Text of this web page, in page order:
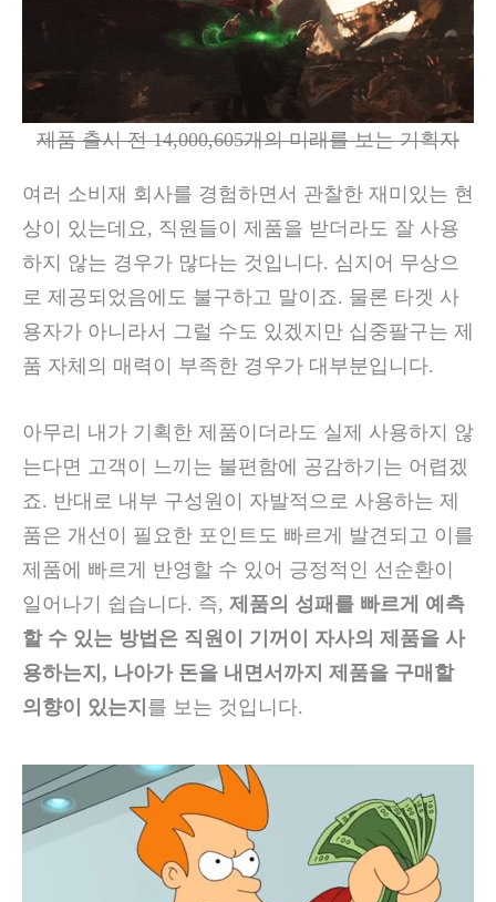
제품 출시 전 14,000,605개의 미래를 보는 기획자
여러 소비재 회사를 경험하면서 관찰한 재미있는 현
상이 있는데요, 직원들이 제품을 받더라도 잘 사용
하지 않는 경우가 많다는 것입니다. 심지어 무상으
로 제공되었음에도 불구하고 말이죠. 물론 타겟 사
용자가 아니라서 그럴 수도 있겠지만 십중팔구는 제
품 자체의 매력이 부족한 경우가 대부분입니다.
아무리 내가 기획한 제품이더라도 실제 사용하지 않
는다면 고객이 느끼는 불편함에 공감하기는 어렵겠
죠. 반대로 내부 구성원이 자발적으로 사용하는 제
품은 개선이 필요한 포인트도 빠르게 발견되고 이를
제품에 빠르게 반영할 수 있어 긍정적인 선순환이
일어나기 쉽습니다. 즉, 제품의 성패를 빠르게 예측
할 수 있는 방법은 직원이 기꺼이 자사의 제품을 사
용하는지, 나아가 돈을 내면서까지 제품을 구매할
의향이 있는지 를 보는 것입니다.